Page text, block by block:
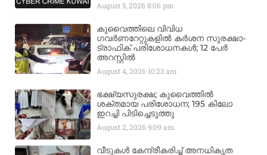
August 5, 20268:06 pm
കുവൈത്തിലെ വിവിധ
ഗവർണറേറ്റുകളിൽ കർശന സുരക്ഷാ-
ട്രാഫിക് പരിശോധനകൾ; 12 പേർ
അറസ്റ്റിൽ
August 4, 2026 10:23 am
ഭക്ഷ്യസുരക്ഷ; കുവൈത്തിൽ
ശക്തമായ പരിശോധന; 195 കിലോ
ഇറച്ചി പിടിച്ചെടുത്തു
August 2, 20269:09 am
വീടുകൾ കേന്ദ്രീകരിച്ച് അനധികൃത